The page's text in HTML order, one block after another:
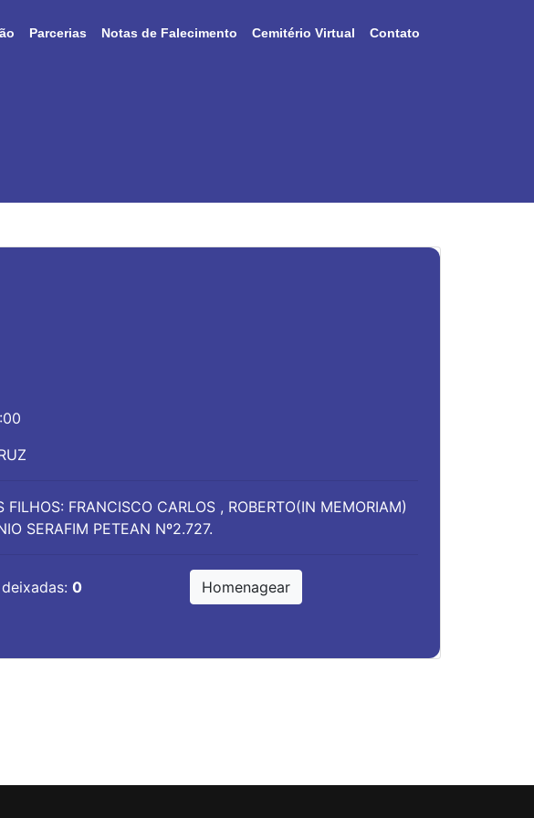
Parcerias Notas de Falecimento Cemitério Virtual Contato
FRANCISCO CARLOS , ROBERTO(IN MEMORIAM)
SERAFIM PETEAN Nº2.727.
0 Homenagear